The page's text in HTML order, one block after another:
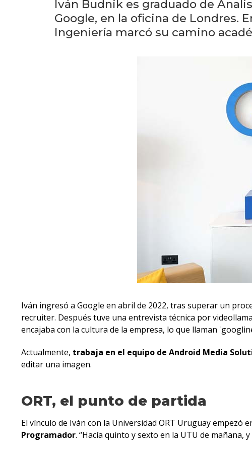
Iván Budnik es graduado de
Google, en la oficina de Londres.
Ingeniería marcó su camino
Iván ingresó a Google en abril de 2022, tras superar un
recruiter. Después tuve una entrevista técnica por
encajaba con la cultura de la empresa, lo que llaman
Actualmente, trabaja en el equipo de Android Media
editar una imagen.
ORT, el punto de partida
El vínculo de Iván con la Universidad ORT Uruguay
Programador. “Hacía quinto y sexto en la UTU de mañana,